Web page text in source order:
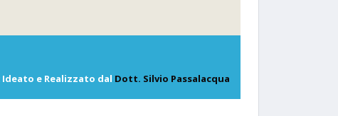
Ideato e Realizzato dal Dott. Silvio Passalacqua